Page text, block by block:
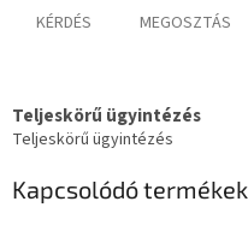
KÉRDÉS MEGOSZTÁS
Teljeskörű ügyintézés
Teljeskörű ügyintézés
Kapcsolódó termékek